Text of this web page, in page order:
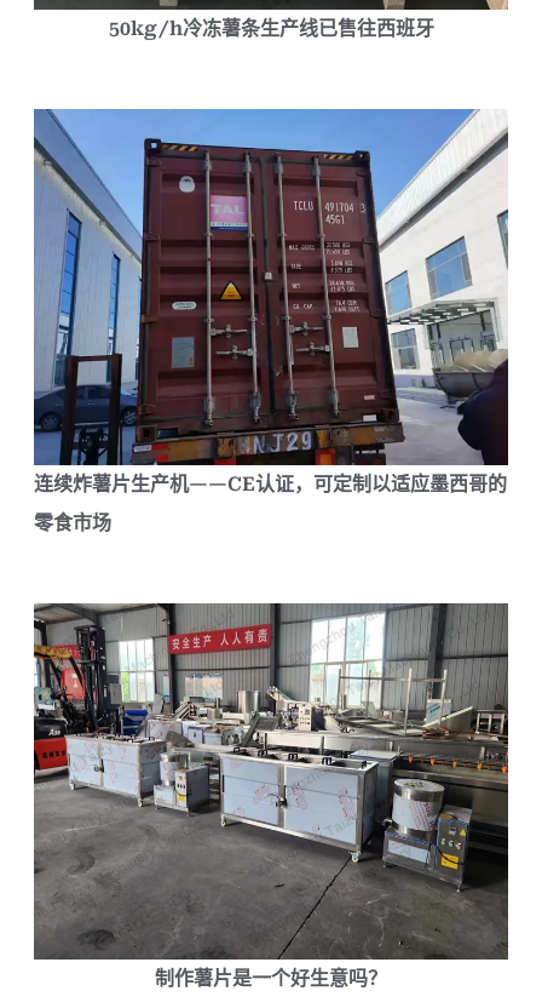
50kg/h冷冻薯条生产线已售往西班牙
连续炸薯片生产机——CE认证，可定制以适应墨西哥的
零食市场
制作薯片是一个好生意吗？